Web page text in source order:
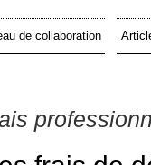
de collaboration